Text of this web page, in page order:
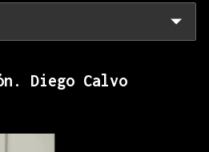
Diego Calvo